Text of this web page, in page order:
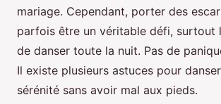
mariage. Cependant, porter des
parfois être un véritable défi, surtout
de danser toute la nuit. Pas de
Il existe plusieurs astuces pour
sérénité sans avoir mal aux pieds.